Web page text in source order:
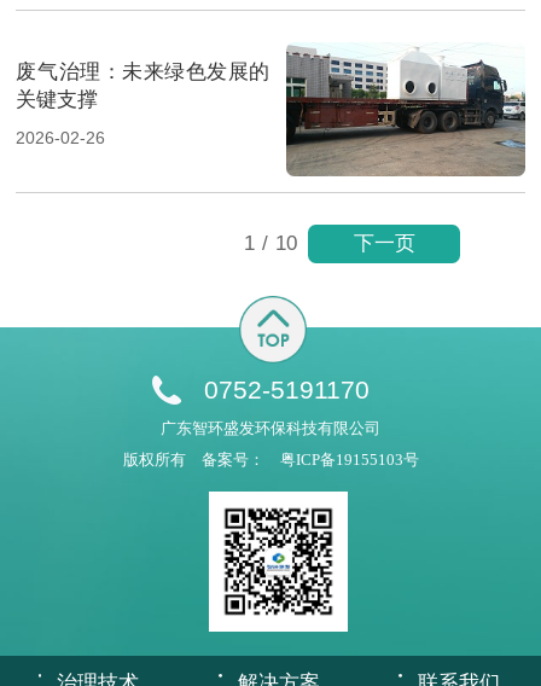
废气治理：未来绿色发展的
关键支撑
2026-02-26
1 / 10 下一页
0752-5191170
广东智环盛发环保科技有限公司
版权所有
备案号： 粤ICP备19155103号